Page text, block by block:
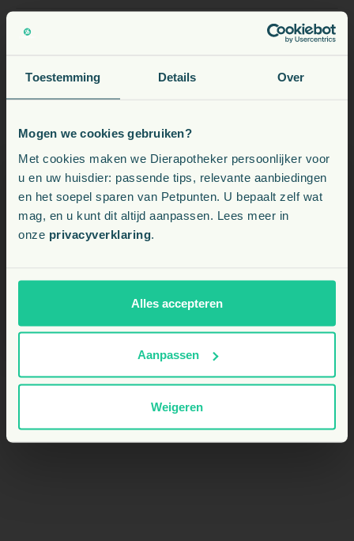
Toestemming Details Over
Mogen we cookies gebruiken?
Met cookies maken we Dierapotheker persoonlijker voor
u en uw huisdier: passende tips, relevante aanbiedingen
en het soepel sparen van Petpunten. U bepaalt zelf wat
mag, en u kunt dit altijd aanpassen. Lees meer in
onze privacyverklaring
Alles accepteren
Aanpassen
Weigeren
Hoe vaak mag ik Auricidum gebruiken?
Mag ik het oor masseren na het toedienen?
Zijn er bijwerkingen bekend?
Kies uw land:
NL